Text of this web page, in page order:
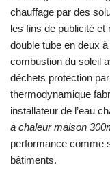
chauffage par des
les fins de publicité et
double tube en deux
combustion du soleil
déchets protection
thermodynamique
installateur de l’eau
a chaleur maison
performance comme
bâtiments.